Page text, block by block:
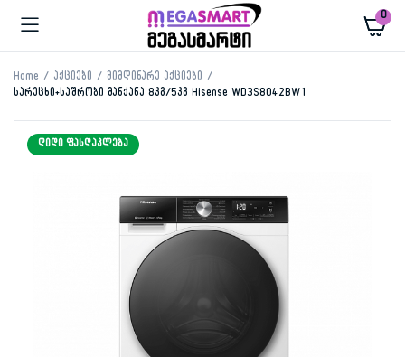
0
Home აქციები
მიმდინარე აქციები
სარეცხი+საშრობი მანქანა 8კგ/5კგ Hisense WD3S8042BW1
ᲓᲘᲓᲘ ᲤᲐᲡᲓᲐᲙᲚᲔᲑᲐ